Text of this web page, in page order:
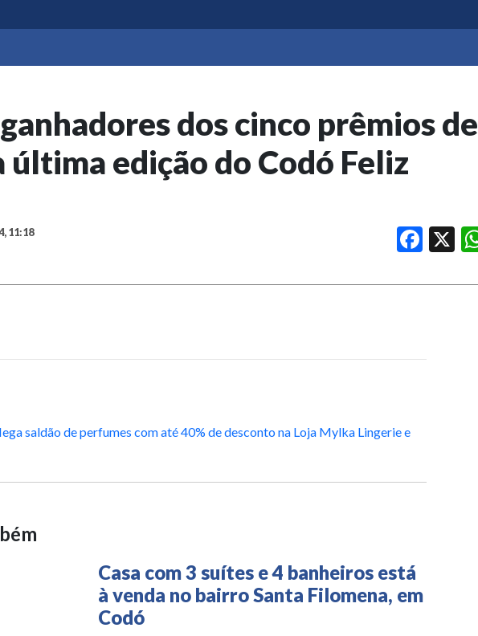
dos cinco prêmios de
última edição do Codó Feliz
11:18
Facebook
saldão de perfumes com até 40% de desconto na Loja Mylka Lingerie e
Casa com 3 suítes e 4 banheiros está
à venda no bairro Santa Filomena, em
Codó